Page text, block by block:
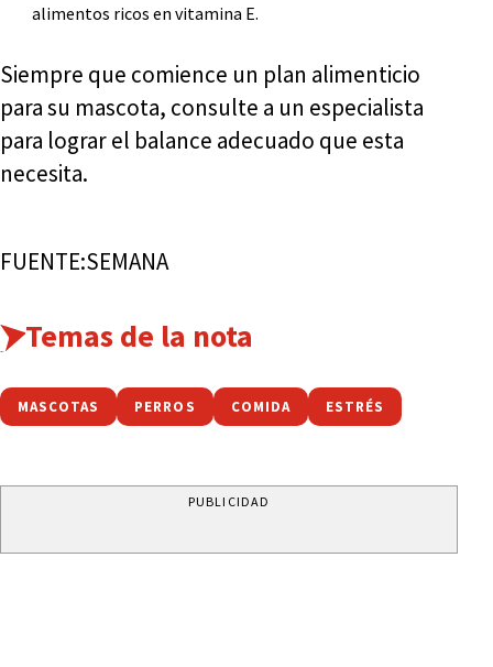
alimentos ricos en vitamina E.
Siempre que comience un plan alimenticio
para su mascota, consulte a un especialista
para lograr el balance adecuado que esta
necesita.
FUENTE:SEMANA
Temas de la nota
MASCOTAS PERROS COMIDA ESTRÉS
PUBLICIDAD